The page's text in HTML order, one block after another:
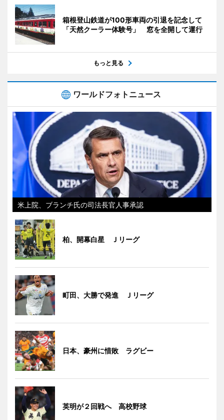
箱根登山鉄道が100形車両の引退を記念して
「天然クーラー体験号」 窓を全開して運行
もっと見る
ワールドフォトニュース
米上院、ブランチ氏の司法長官人事承認
柏、開幕白星 Ｊリーグ
町田、大勝で発進 Ｊリーグ
日本、豪州に惜敗 ラグビー
英明が２回戦へ 高校野球